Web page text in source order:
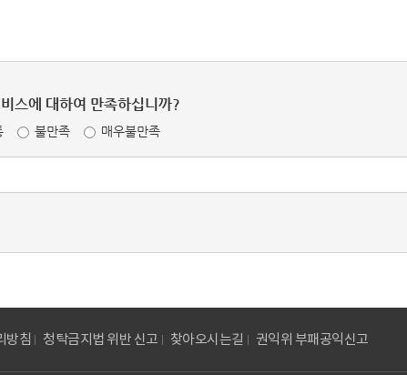
스에 대하여 만족하십니까?
불만족 매우불만족
방침 청탁금지법 위반 신고 찾아오시는길 권익위 부패공익신고